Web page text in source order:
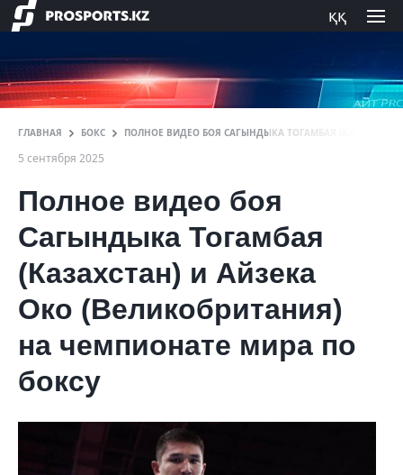
ққ
ГЛАВНАЯ БОКС ПОЛНОЕ ВИДЕО БОЯ САГЫНДЫКА ТОГАМБАЯ
5 сентября 2025
Полное видео боя
Сагындыка Тогамбая
(Казахстан) и Айзека
Око (Великобритания)
на чемпионате мира по
боксу